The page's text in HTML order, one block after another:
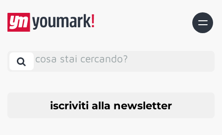
cosa stai cercando?
iscriviti alla newsletter